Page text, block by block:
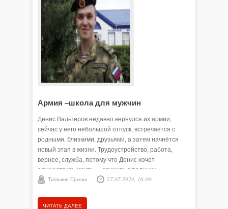
Армия –школа для мужчин
Денис Вальтеров недавно вернулся из армии,
сейчас у него небольшой отпуск, встречается с
родными, близкими, друзьями, а затем начнётся
новый этап в жизни. Трудоустройство, работа,
вернее, служба, потому что Денис хочет
осуществить мечту — служить в полиции.
Татьяна Сухова 27.07.2024, 16:00
ЧИТАТЬ ДАЛЕЕ